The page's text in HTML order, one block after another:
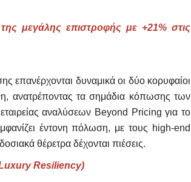
μεγάλης επιστροφής με +21% στις
επανέρχονται δυναμικά οι δύο κορυφαίοι
ανατρέποντας τα σημάδια κόπωσης των
αναλύσεων Beyond Pricing για το
έντονη πόλωση, με τους high-end
θέρετρα δέχονται πιέσεις.
Resiliency)
Government